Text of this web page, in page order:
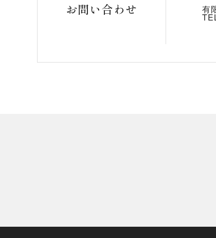
お問い合わせ
有